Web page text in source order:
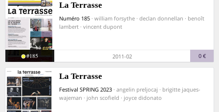
La Terrasse
Numéro 185 · william forsythe · declan donnellan · benoît
lambert · vincent dupont
#185 2011-02 0 €
La Terrasse
Festival SPRING 2023 · angelin preljocaj · brigitte jaques-
wajeman · john scofield · joyce didonato